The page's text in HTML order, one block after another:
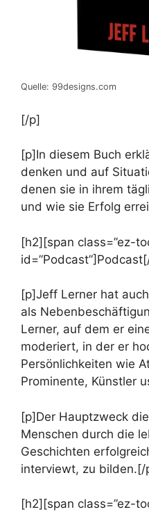
Quelle: 99designs.com
[/p]
[p]In diesem Buch
denken und auf
denen sie in ihrem
und wie sie Erfolg
[h2][span class=”ez-
[p]Jeff Lerner hat
als
Lerner, auf dem er
moderiert, in der er
Persönlichkeiten wie
Prominente, Künstler
[p]Der Hauptzweck
Menschen durch die
Geschichten
interviewt, zu bilden.[/
[h2][span class=”ez-